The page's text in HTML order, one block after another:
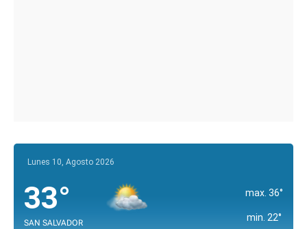
Lunes 10, Agosto 2026
33°
SAN SALVADOR
max. 36°
min. 22°